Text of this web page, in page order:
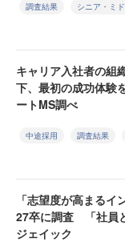
調査結果 シニア・ミ
キャリア入社者の組
下、最初の成功体験
ートMS調べ
中途採用 調査結果
「志望度が高まる
27卒に調査 「社員
ジェイック